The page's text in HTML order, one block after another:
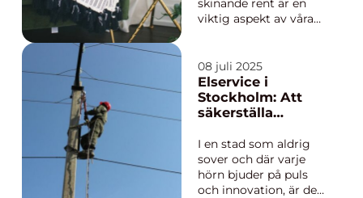
skinande rent är en
viktig aspekt av våra
pittoreska staden
Vimmerby kan det
vara lika utmanande
som var som helst
städfirma som ka...
08 juli 2025
Elservice i
Stockholm: Att
säkerställa
effektivitet
I en stad som aldrig
sover och där varje
hörn bjuder på puls
och innovation, är det